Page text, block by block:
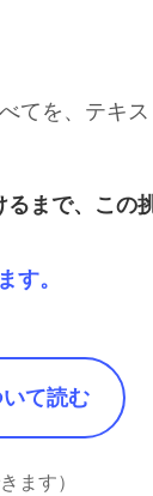
てを、テキス
まで、この
す。
て読む
ます）